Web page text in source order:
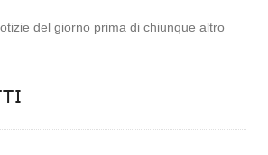
del giorno prima di chiunque altro